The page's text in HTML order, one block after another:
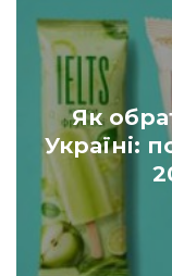
Як
Україні: